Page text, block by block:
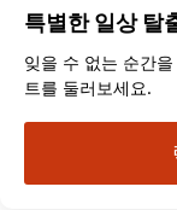
특별한 일상 탈
잊을 수 없는 순간
트를 둘러보세요.